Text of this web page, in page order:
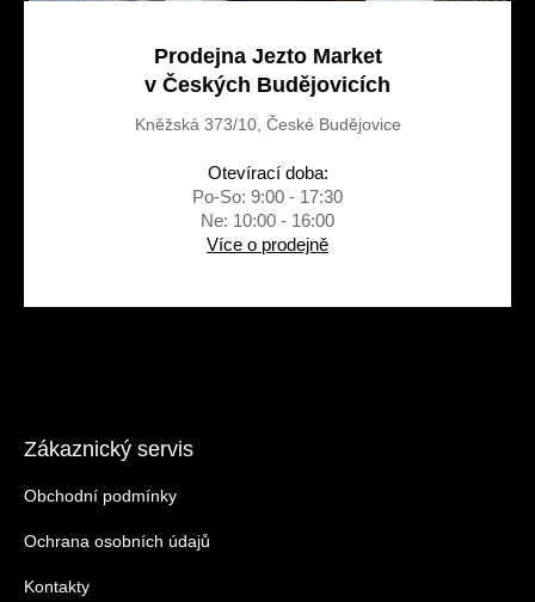
Prodejna Jezto Market
v Českých Budějovicích
Kněžská 373/10, České Budějovice
Otevírací doba:
Po-So: 9:00 - 17:30
Ne: 10:00 - 16:00
Více o prodejně
Zákaznický servis
Obchodní podmínky
Ochrana osobních údajů
Kontakty